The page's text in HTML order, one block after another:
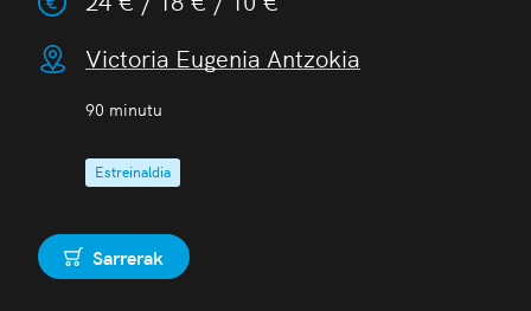
Victoria Eugenia Antzokia
90 minutu
Estreinaldia
ErosiSarrerak